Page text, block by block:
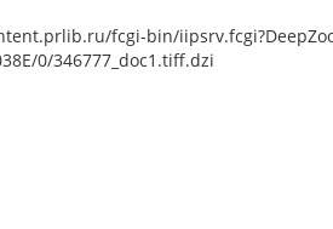
fcgi-bin/
0/346777_doc1.tiff.dzi